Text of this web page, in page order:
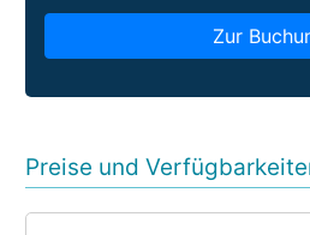
Zur
Preise und